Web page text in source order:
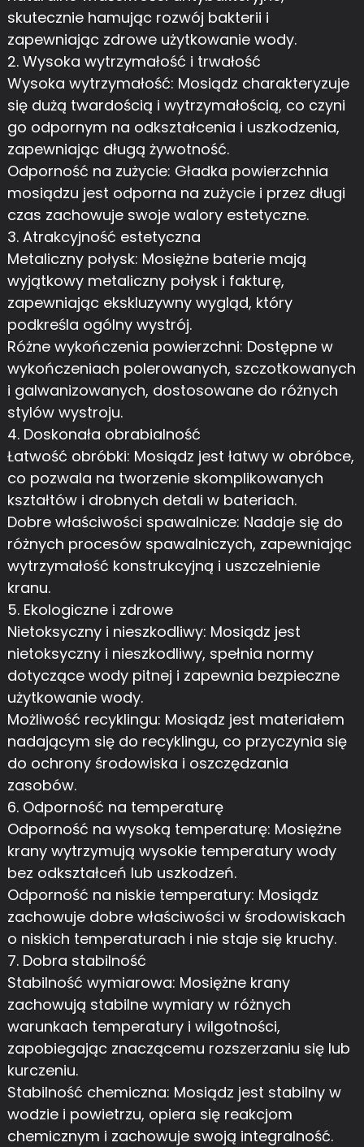
skutecznie hamując rozwój bakterii i
zapewniając zdrowe użytkowanie wody.
2. Wysoka wytrzymałość i trwałość
Wysoka wytrzymałość: Mosiądz charakteryzuje
się dużą twardością i wytrzymałością, co czyni
go odpornym na odkształcenia i uszkodzenia,
zapewniając długą żywotność.
Odporność na zużycie: Gładka powierzchnia
mosiądzu jest odporna na zużycie i przez długi
czas zachowuje swoje walory estetyczne.
3. Atrakcyjność estetyczna
Metaliczny połysk: Mosiężne baterie mają
wyjątkowy metaliczny połysk i fakturę,
zapewniając ekskluzywny wygląd, który
podkreśla ogólny wystrój.
Różne wykończenia powierzchni: Dostępne w
wykończeniach polerowanych, szczotkowanych
i galwanizowanych, dostosowane do różnych
stylów wystroju.
4. Doskonała obrabialność
Łatwość obróbki: Mosiądz jest łatwy w obróbce,
co pozwala na tworzenie skomplikowanych
kształtów i drobnych detali w bateriach.
Dobre właściwości spawalnicze: Nadaje się do
różnych procesów spawalniczych, zapewniając
wytrzymałość konstrukcyjną i uszczelnienie
kranu.
5. Ekologiczne i zdrowe
Nietoksyczny i nieszkodliwy: Mosiądz jest
nietoksyczny i nieszkodliwy, spełnia normy
dotyczące wody pitnej i zapewnia bezpieczne
użytkowanie wody.
Możliwość recyklingu: Mosiądz jest materiałem
nadającym się do recyklingu, co przyczynia się
do ochrony środowiska i oszczędzania
zasobów.
6. Odporność na temperaturę
Odporność na wysoką temperaturę: Mosiężne
krany wytrzymują wysokie temperatury wody
bez odkształceń lub uszkodzeń.
Odporność na niskie temperatury: Mosiądz
zachowuje dobre właściwości w środowiskach
o niskich temperaturach i nie staje się kruchy.
7. Dobra stabilność
Stabilność wymiarowa: Mosiężne krany
zachowują stabilne wymiary w różnych
warunkach temperatury i wilgotności,
zapobiegając znaczącemu rozszerzaniu się lub
kurczeniu.
Stabilność chemiczna: Mosiądz jest stabilny w
wodzie i powietrzu, opiera się reakcjom
chemicznym i zachowuje swoją integralność.